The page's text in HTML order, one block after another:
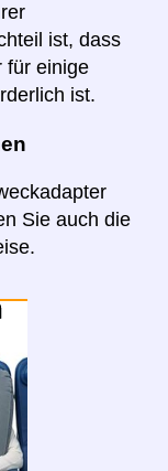
ist, dass
für einige
ist.
Sie auch die